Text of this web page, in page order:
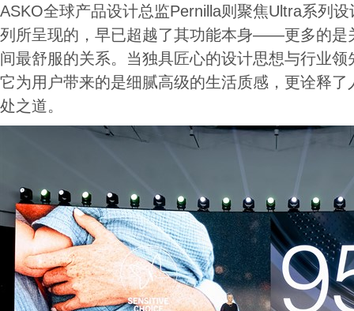
ASKO全球产品设计总监Pernilla则聚焦Ultra系列
列所呈现的，早已超越了其功能本身——更多的是
间最舒服的关系。当独具匠心的设计思想与行业
它为用户带来的是细腻高级的生活质感，更诠释
处之道。